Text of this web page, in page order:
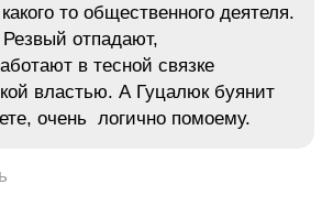
то общественного деятеля.
отпадают,
в тесной связке
властью. А Гуцалюк буянит
очень логично помоему.